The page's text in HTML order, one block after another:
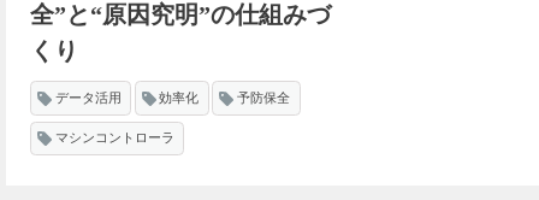
全”と“原因究明”の仕組みづ
くり
データ活用 効率化 予防保全
マシンコントローラ